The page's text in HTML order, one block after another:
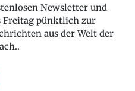
Newsletter und
Freitag pünktlich zur
aus der Welt der